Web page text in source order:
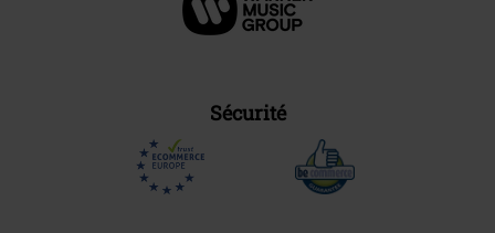
Sécurité